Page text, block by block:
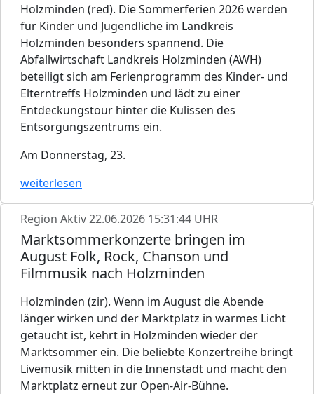
Holzminden (red). Die Sommerferien 2026 werden
für Kinder und Jugendliche im Landkreis
Holzminden besonders spannend. Die
Abfallwirtschaft Landkreis Holzminden (AWH)
beteiligt sich am Ferienprogramm des Kinder- und
Elterntreffs Holzminden und lädt zu einer
Entdeckungstour hinter die Kulissen des
Entsorgungszentrums ein.
Am Donnerstag, 23.
weiterlesen
Region Aktiv22.06.2026 15:31:44 UHR
Marktsommerkonzerte bringen im
August Folk, Rock, Chanson und
Filmmusik nach Holzminden
Holzminden (zir). Wenn im August die Abende
länger wirken und der Marktplatz in warmes Licht
getaucht ist, kehrt in Holzminden wieder der
Marktsommer ein. Die beliebte Konzertreihe bringt
Livemusik mitten in die Innenstadt und macht den
Marktplatz erneut zur Open-Air-Bühne.